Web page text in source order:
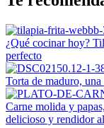
¿Qué cocinar hoy?
perfecto
Torta de maduro,
Carne molida y
delicioso y rendidor